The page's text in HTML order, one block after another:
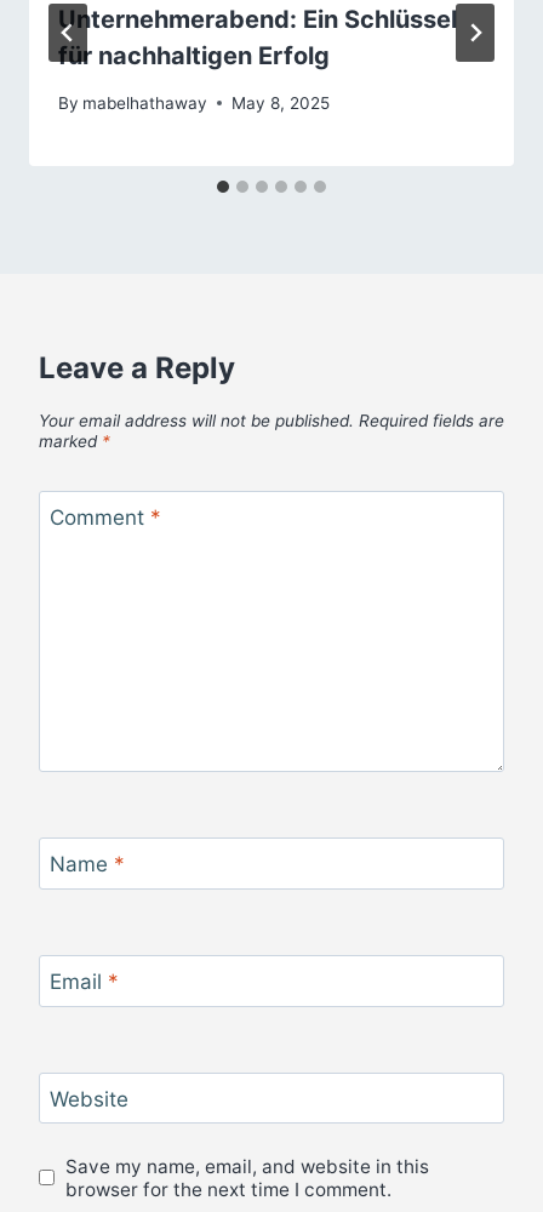
Unternehmerabend: Ein Schlüssel
für nachhaltigen Erfolg
By mabelhathaway May 8, 2025
Leave a Reply
Your email address will not be published. Required fields are
marked *
Comment *
Name *
Email *
Website
Save my name, email, and website in this
browser for the next time I comment.